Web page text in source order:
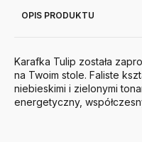
OPIS PRODUKTU
Karafka Tulip została
na Twoim stole. Faliste
niebieskimi i zielonymi
energetyczny,